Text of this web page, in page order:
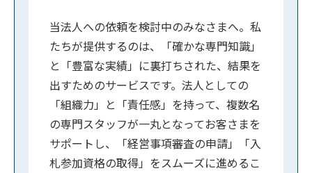
当法人への依頼を検討中のみなさまへ。私
たちが提供するのは、「確かな専門知識」
と「豊富な実績」に裏打ちされた、結果を
出すためのサービスです。法人としての
「組織力」と「責任感」を持って、複数名
の専門スタッフが一丸となってお客さまを
サポートし、「経営事項審査の申請」「入
札参加資格の取得」をスムーズに進めるこ